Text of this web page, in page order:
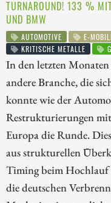
TURNAROUND! 133 %
UND BMW
AUTOMOTIVE E-
KRITISCHE METALLE
In den letzten Monaten
andere Branche, die
konnte wie der
Restrukturierungen
Europa die Runde.
aus strukturellen
Timing beim
die deutschen